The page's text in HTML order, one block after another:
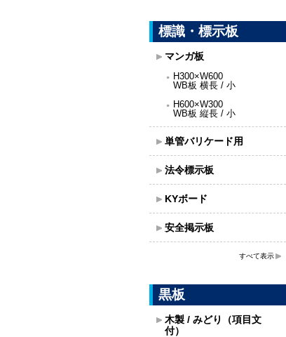
標識・標示板
マンガ板
H300×W600
WB板 横長 / 小
H600×W300
WB板 縦長 / 小
単管バリケード用
法令標示板
KYボード
安全掲示板
すべて表示
黒板
木製 / みどり（項目文
付）